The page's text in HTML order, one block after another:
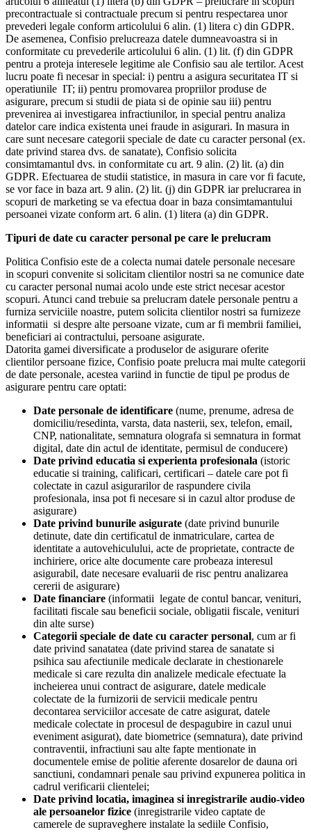
precontractuale si contractuale precum si pentru respectarea unor
prevederi legale conform articolului 6 alin. (1) litera c) din GDPR.
De asemenea, Confisio prelucreaza datele dumneavoastra si in
conformitate cu prevederile articolului 6 alin. (1) lit. (f) din GDPR
pentru a proteja interesele legitime ale Confisio sau ale tertilor. Acest
lucru poate fi necesar in special: i) pentru a asigura securitatea IT si
operatiunile IT; ii) pentru promovarea propriilor produse de
asigurare, precum si studii de piata si de opinie sau iii) pentru
prevenirea ai investigarea infractiunilor, in special pentru analiza
datelor care indica existenta unei fraude in asigurari. In masura in
care sunt necesare categorii speciale de date cu caracter personal (ex.
date privind starea dvs. de sanatate), Confisio solicita
consimtamantul dvs. in conformitate cu art. 9 alin. (2) lit. (a) din
GDPR. Efectuarea de studii statistice, in masura in care vor fi facute,
se vor face in baza art. 9 alin. (2) lit. (j) din GDPR iar prelucrarea in
scopuri de marketing se va efectua doar in baza consimtamantului
persoanei vizate conform art. 6 alin. (1) litera (a) din GDPR.
Tipuri de date cu caracter personal pe care le prelucram
Politica Confisio este de a colecta numai datele personale necesare
in scopuri convenite si solicitam clientilor nostri sa ne comunice date
cu caracter personal numai acolo unde este strict necesar acestor
scopuri. Atunci cand trebuie sa prelucram datele personale pentru a
furniza serviciile noastre, putem solicita clientilor nostri sa furnizeze
informatii si despre alte persoane vizate, cum ar fi membrii familiei,
beneficiari ai contractului, persoane asigurate.
Datorita gamei diversificate a produselor de asigurare oferite
clientilor persoane fizice, Confisio poate prelucra mai multe categorii
de date personale, acestea variind in functie de tipul pe produs de
asigurare pentru care optati:
Date personale de identificare (nume, prenume, adresa de
domiciliu/resedinta, varsta, data nasterii, sex, telefon, email,
CNP, nationalitate, semnatura olografa si semnatura in format
digital, date din actul de identitate, permisul de conducere)
Date privind educatia si experienta profesionala (istoric
educatie si training, calificari, certificari – datele care pot fi
colectate in cazul asigurarilor de raspundere civila
profesionala, insa pot fi necesare si in cazul altor produse de
asigurare)
Date privind bunurile asigurate (date privind bunurile
detinute, date din certificatul de inmatriculare, cartea de
identitate a autovehiculului, acte de proprietate, contracte de
inchiriere, orice alte documente care probeaza interesul
asigurabil, date necesare evaluarii de risc pentru analizarea
cererii de asigurare)
Date financiare (informatii legate de contul bancar, venituri,
facilitati fiscale sau beneficii sociale, obligatii fiscale, venituri
din alte surse)
Categorii speciale de date cu caracter personal, cum ar fi
date privind sanatatea (date privind starea de sanatate si
psihica sau afectiunile medicale declarate in chestionarele
medicale si care rezulta din analizele medicale efectuate la
incheierea unui contract de asigurare, datele medicale
colectate de la furnizorii de servicii medicale pentru
decontarea serviciilor accesate de catre asigurat, datele
medicale colectate in procesul de despagubire in cazul unui
eveniment asigurat), date biometrice (semnatura), date privind
contraventii, infractiuni sau alte fapte mentionate in
documentele emise de politie aferente dosarelor de dauna ori
sanctiuni, condamnari penale sau privind expunerea politica in
cadrul verificarii clientelei;
Date privind locatia, imaginea si inregistrarile audio-video
ale persoanelor fizice (inregistrarile video captate de
camerele de supraveghere instalate la sediile Confisio,